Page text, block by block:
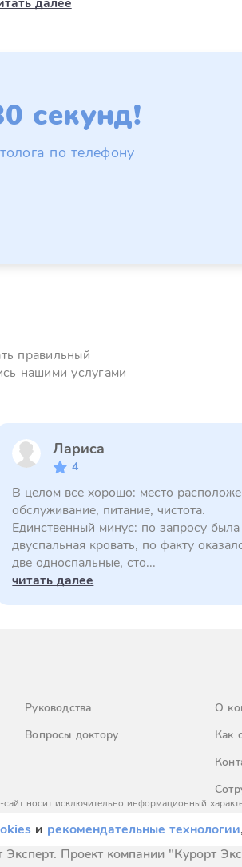
и рекомендательные технологии
секунд!
по телефону
правильный
нашими услугами
Лариса
4
В целом все хорошо: место
обслуживание, питание, чистота.
Единственный минус: по запросу была
двуспальная кровать, по факту
две односпальные, сто...
читать далее
Руководства
Вопросы доктору
О
Как
носит исключительно информационный
Эксперт. Проект компании "Курорт